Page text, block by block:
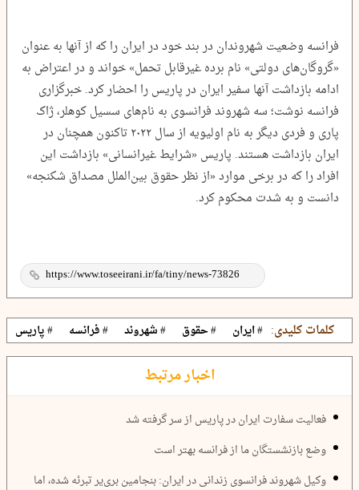
فرانسه وضعیت شهروندان در بند خود در ایران را که از آنها به عنوان
«گروگان‌های دولتی» نام برده غیرقابل تحمل» خواند و در اعتراض به
ادامه بازداشت آنها سفیر ایران در پاریس را احضار کرد. خبرگزاری
فرانسه نوشت؛ سه شهروند فرانسوی به نام‌های سسیل کوهلر، ژاک
پاری و فردی دیگر به نام اولیویه از سال ۲۰۲۲ تاکنون همچنان در
ایران بازداشت هستند. پاریس «شرایط غیرانسانی» بازداشت این
افراد را که در برخی موارد «از نظر حقوق بین‌الملل مصداق شکنجه»
دانست و به شدت محکوم کرد.
کلمات کلیدی: # ایران # حقوق # شهروند # فرانسه # پاریس
اخبار مرتبط
فعالیت سفارت ایران در پاریس از سر گرفته شد
وضع بازنشستگان ما از فرانسه بهتر است
وکیل شهروند فرانسوی زندانی در ایران: بنجامین بری‌یر تبرئه شده، اما